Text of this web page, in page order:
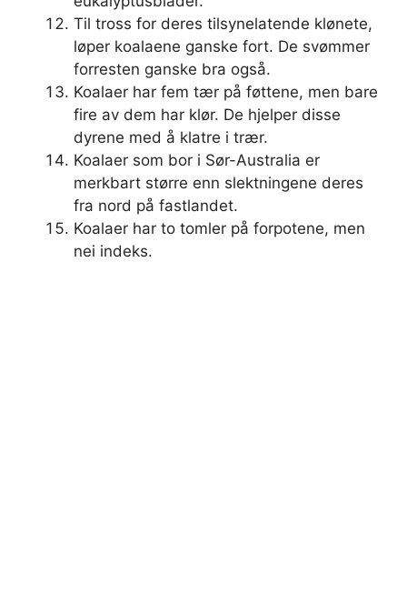
Til tross for deres tilsynelatende klønete,
løper koalaene ganske fort. De svømmer
forresten ganske bra også.
Koalaer har fem tær på føttene, men bare
fire av dem har klør. De hjelper disse
dyrene med å klatre i trær.
Koalaer som bor i Sør-Australia er
merkbart større enn slektningene deres
fra nord på fastlandet.
Koalaer har to tomler på forpotene, men
nei indeks.